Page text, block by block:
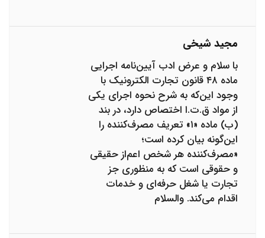
مجید شیخی
با سلام و عرض ادب آیین‌نامه اجرایی
ماده ۴۸ قانون تجارت الکترونیک با
وجود این‌که به شرح نحوه اجرای یکی
از مواد ق.ت.ا اختصاص دارد، در بند
(ب) ماده «۱» تعریف مصرف‌کننده را
این‌گونه بیان کرده است؛
«مصرف‌کننده هر شخص اعم‌از حقیقی
و حقوقی است که به منظوری جز
تجارت یا شغل حرفه‌ای و خدمات
اقدام می‌کند. والسلام